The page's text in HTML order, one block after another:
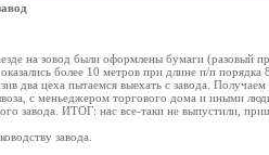
на зовод были оформлены бумаги (разовый
более 10 метров при длине п/п
два цеха пытаемся выехать с завода.
с меньеджером торгового дома и иными
завода. ИТОГ: нас все-таки не выпустили,
завода.